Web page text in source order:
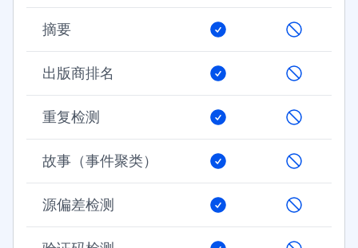
摘要
出版商排名
重复检测
故事（事件聚类）
源偏差检测